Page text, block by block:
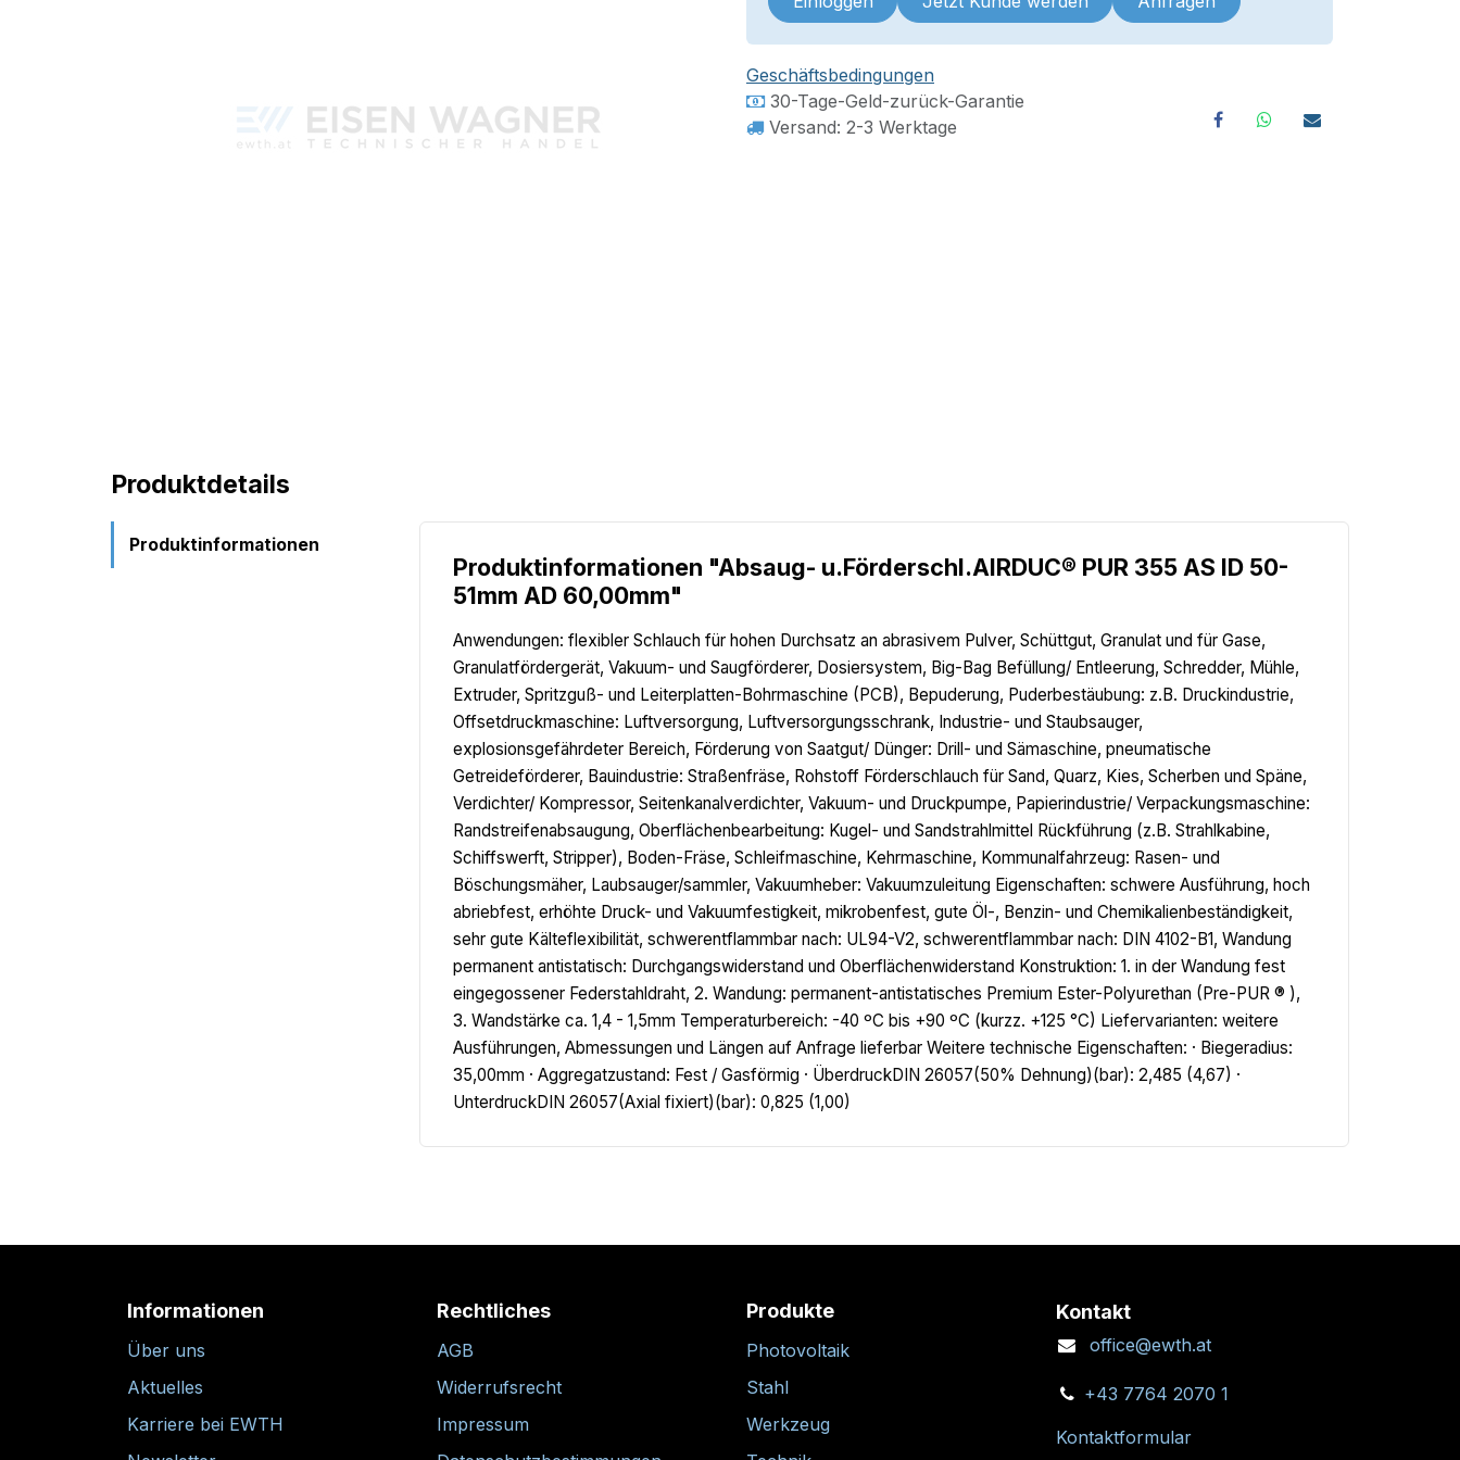
Geschäftsbedingungen
30-Tage-Geld-zurück-Garantie
Versand: 2-3 Werktage
Produktdetails
Produktinformationen
Produktinformationen "Absaug- u.Förderschl.AIRDUC® PUR 355 AS ID 50-
51mm AD 60,00mm"
Anwendungen: flexibler Schlauch für hohen Durchsatz an abrasivem Pulver, Schüttgut, Granulat und für Gase,
Granulatfördergerät, Vakuum- und Saugförderer, Dosiersystem, Big-Bag Befüllung/ Entleerung, Schredder, Mühle,
Extruder, Spritzguß- und Leiterplatten-Bohrmaschine (PCB), Bepuderung, Puderbestäubung: z.B. Druckindustrie,
Offsetdruckmaschine: Luftversorgung, Luftversorgungsschrank, Industrie- und Staubsauger,
explosionsgefährdeter Bereich, Förderung von Saatgut/ Dünger: Drill- und Sämaschine, pneumatische
Getreideförderer, Bauindustrie: Straßenfräse, Rohstoff Förderschlauch für Sand, Quarz, Kies, Scherben und Späne,
Verdichter/ Kompressor, Seitenkanalverdichter, Vakuum- und Druckpumpe, Papierindustrie/ Verpackungsmaschine:
Randstreifenabsaugung, Oberflächenbearbeitung: Kugel- und Sandstrahlmittel Rückführung (z.B. Strahlkabine,
Schiffswerft, Stripper), Boden-Fräse, Schleifmaschine, Kehrmaschine, Kommunalfahrzeug: Rasen- und
Böschungsmäher, Laubsauger/sammler, Vakuumheber: Vakuumzuleitung Eigenschaften: schwere Ausführung, hoch
abriebfest, erhöhte Druck- und Vakuumfestigkeit, mikrobenfest, gute Öl-, Benzin- und Chemikalienbeständigkeit,
sehr gute Kälteflexibilität, schwerentflammbar nach: UL94-V2, schwerentflammbar nach: DIN 4102-B1, Wandung
permanent antistatisch: Durchgangswiderstand und Oberflächenwiderstand Konstruktion: 1. in der Wandung fest
eingegossener Federstahldraht, 2. Wandung: permanent-antistatisches Premium Ester-Polyurethan (Pre-PUR ® ),
3. Wandstärke ca. 1,4 - 1,5mm Temperaturbereich: -40 ºC bis +90 ºC (kurzz. +125 °C) Liefervarianten: weitere
Ausführungen, Abmessungen und Längen auf Anfrage lieferbar Weitere technische Eigenschaften: · Biegeradius:
35,00mm · Aggregatzustand: Fest / Gasförmig · ÜberdruckDIN 26057(50% Dehnung)(bar): 2,485 (4,67) ·
UnterdruckDIN 26057(Axial fixiert)(bar): 0,825 (1,00)
Informationen
Über uns
Aktuelles
Karriere bei EWTH
Rechtliches
AGB
Widerrufsrecht
Impressum
Produkte
Photovoltaik
Stahl
Werkzeug
Kontakt
office@ewth.at
+43 7764 2070 1
Kontaktformular